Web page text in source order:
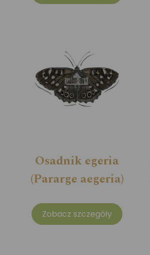
Osadnik egeria
(Pararge aegeria)
Zobacz szczegóły